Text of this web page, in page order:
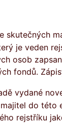
je veden
osob
fondů.
do této
rejstříku